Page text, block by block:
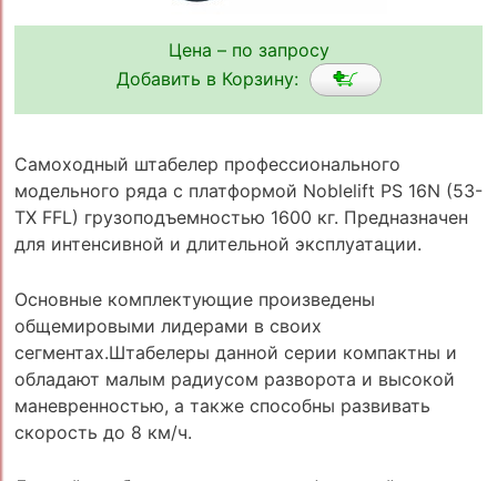
Цена – по запросу
Добавить в Корзину:
Самоходный штабелер профессионального
модельного ряда с платформой Noblelift PS 16N (53-
TX FFL) грузоподъемностью 1600 кг. Предназначен
для интенсивной и длительной эксплуатации.
Основные комплектующие произведены
общемировыми лидерами в своих
сегментах.Штабелеры данной серии компактны и
обладают малым радиусом разворота и высокой
маневренностью, а также способны развивать
скорость до 8 км/ч.